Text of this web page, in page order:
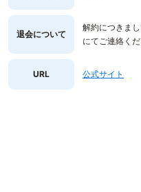
退会について
解約につきま
にてご連絡く
URL 公式サイト